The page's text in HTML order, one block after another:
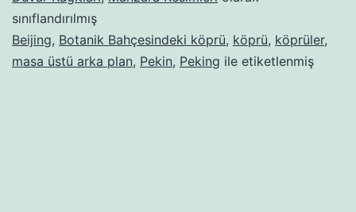
sınıflandırılmış
Beijing, Botanik Bahçesindeki köprü, köprü, köprüler,
masa üstü arka plan, Pekin, Peking ile etiketlenmiş